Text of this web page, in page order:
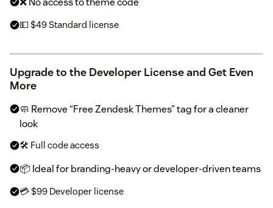
💵 $49 Standard license
Upgrade to the Developer License and Get Even
More
🧼 Remove “Free Zendesk Themes” tag for a cleaner
look
🛠 Full code access
📦 Ideal for branding-heavy or developer-driven teams
💳 $99 Developer license